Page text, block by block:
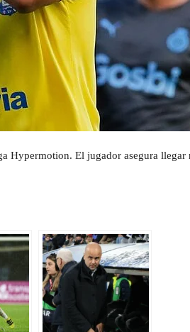
Hypermotion. El jugador asegura llegar